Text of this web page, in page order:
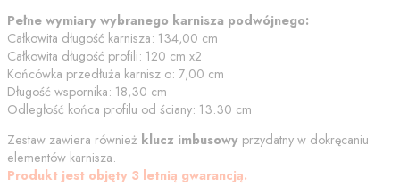
Pełne wymiary wybranego karnisza podwójnego:
Całkowita długość karnisza: 134,00 cm
Całkowita długość profili: 120 cm x2
Końcówka przedłuża karnisz o: 7,00 cm
Długość wspornika: 18,30 cm
Odległość końca profilu od ściany: 13.30 cm
Zestaw zawiera również klucz imbusowy przydatny w dokręcaniu
elementów karnisza.
Produkt jest objęty 3 letnią gwarancją.